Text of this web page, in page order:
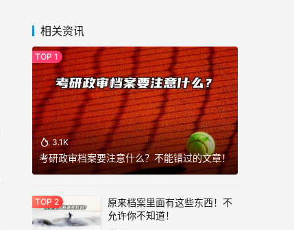
相关资讯
3.1K
考研政审档案要注意什么？不能错过的文章！
原来档案里面有这些东西！不
允许你不知道！